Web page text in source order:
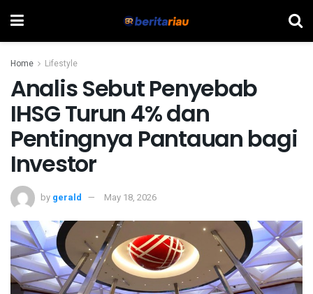
Home Lifestyle
Analis Sebut Penyebab
IHSG Turun 4% dan
Pentingnya Pantauan bagi
Investor
by gerald May 18, 2026